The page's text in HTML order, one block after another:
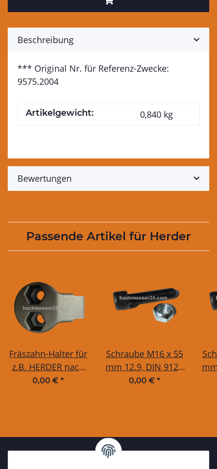
Beschreibung
*** Original Nr. für Referenz-Zwecke:
9575.2004
Artikelgewicht: 0,840 kg
Bewertungen
Passende Artikel für Herder
Fräszahn-Halter für
z.B. HERDER nach
innen gewinkelt, für
0,00 € *
Schraube M16 x 55
mm 12.9, DIN 912 /
ISO 4762, inkl.
0,00 € *